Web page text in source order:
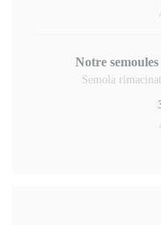
Notre
Semola